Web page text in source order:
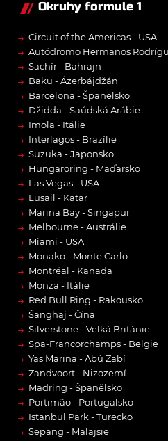
Okruhy formule 1
→ Circuit of the Americas - USA
→ Autódromo Hermanos
→ Sachír - Bahrajn
→ Baku - Ázerbájdžán
→ Barcelona - Španělsko
→ Džidda - Saúdská Arábie
→ Imola - Itálie
→ Interlagos - Brazílie
→ Suzuka - Japonsko
→ Hungaroring - Maďarsko
→ Las Vegas - USA
→ Lusail - Katar
→ Marina Bay - Singapur
→ Melbourne - Austrálie
→ Miami - USA
→ Monako - Monte Carlo
→ Montréal - Kanada
→ Monza - Itálie
→ Red Bull Ring - Rakousko
→ Šanghaj - Čína
→ Silverstone - Velká Británie
→ Spa-Francorchamps - Belgie
→ Yas Marina - Abú Zabí
→ Zandvoort - Nizozemí
→ Madring - Španělsko
→ Portimão - Portugalsko
→ Istanbul Park - Turecko
→ Sepang - Malajsie